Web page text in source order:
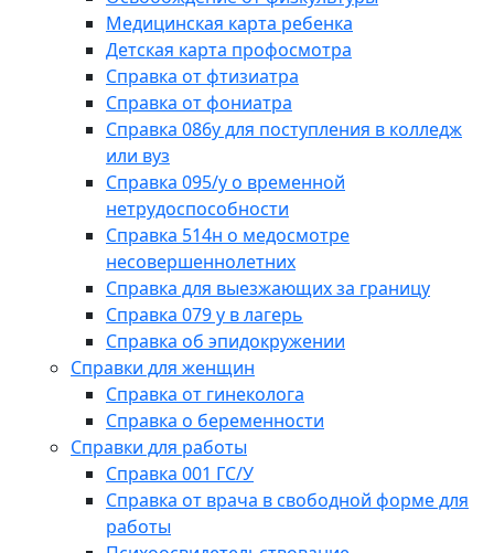
Медицинская карта ребенка
Детская карта профосмотра
Справка от фтизиатра
Справка от фониатра
Справка 086у для поступления в колледж
или вуз
Справка 095/у о временной
нетрудоспособности
Справка 514н о медосмотре
несовершеннолетних
Справка для выезжающих за границу
Справка 079 у в лагерь
Справка об эпидокружении
Справки для женщин
Справка от гинеколога
Справка о беременности
Справки для работы
Справка 001 ГС/У
Справка от врача в свободной форме для
работы